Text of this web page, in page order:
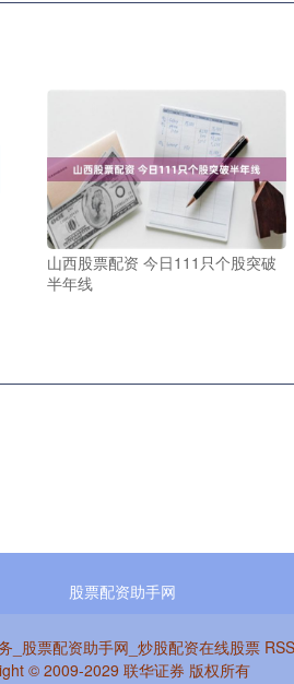
山西股票配资 今日111只个股突破
半年线
股票配资助手网
_股票配资助手网_炒股配资在线股票
© 2009-2029 联华证券 版权所有